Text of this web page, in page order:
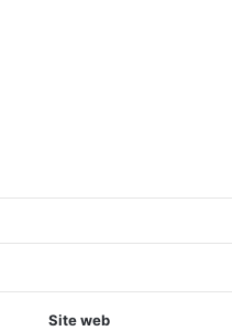
Site web